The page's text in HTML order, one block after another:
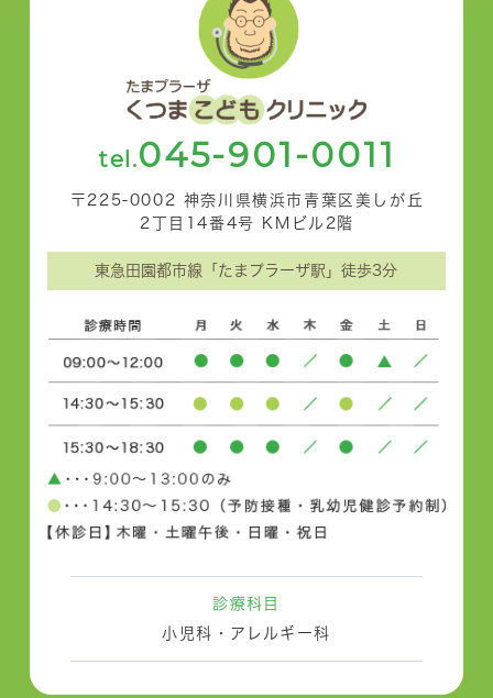
tel.045-901-0011
〒225-0002 神奈川県横浜市青葉区美しが丘
2丁目14番4号 KMビル2階
東急田園都市線「たまプラーザ駅」徒歩3分
診療科目
小児科・アレルギー科